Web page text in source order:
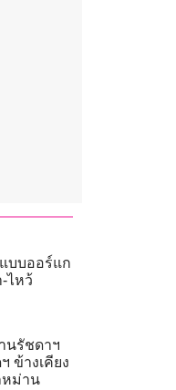
บบออร์แก
ไหว้
นรัชดาฯ
ข้างเคียง
หม่าน